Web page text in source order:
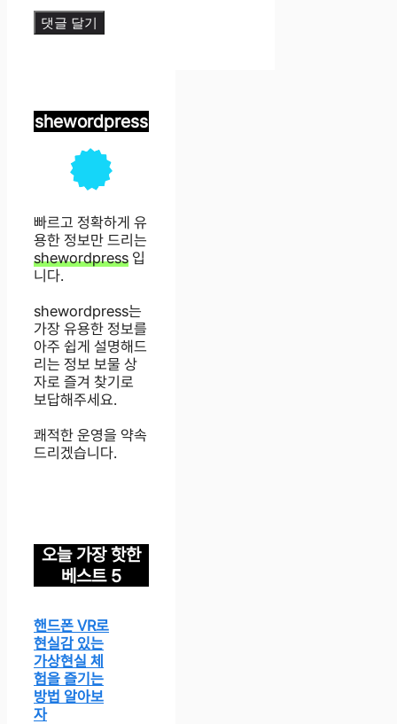
shewordpress
빠르고 정확하게 유
용한 정보만 드리는
shewordpress 입
니다.
shewordpress는
가장 유용한 정보를
아주 쉽게 설명해드
리는 정보 보물 상
자로 즐겨 찾기로
보답해주세요.
쾌적한 운영을 약속
드리겠습니다.
오늘 가장 핫한
베스트 5
핸드폰 VR로
현실감 있는
가상현실 체
험을 즐기는
방법 알아보
자